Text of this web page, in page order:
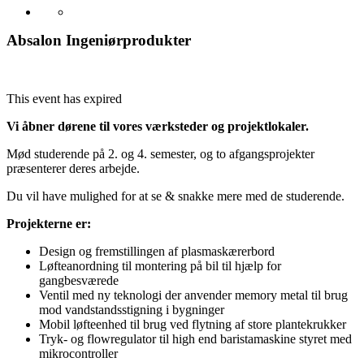
Absalon Ingeniørprodukter
This event has expired
Vi åbner dørene til vores værksteder og projektlokaler.
Mød studerende på 2. og 4. semester, og to afgangsprojekter
præsenterer deres arbejde.
Du vil have mulighed for at se & snakke mere med de studerende.
Projekterne er:
Design og fremstillingen af plasmaskærerbord
Løfteanordning til montering på bil til hjælp for
gangbesværede
Ventil med ny teknologi der anvender memory metal til brug
mod vandstandsstigning i bygninger
Mobil løfteenhed til brug ved flytning af store plantekrukker
Tryk- og flowregulator til high end baristamaskine styret med
mikrocontroller